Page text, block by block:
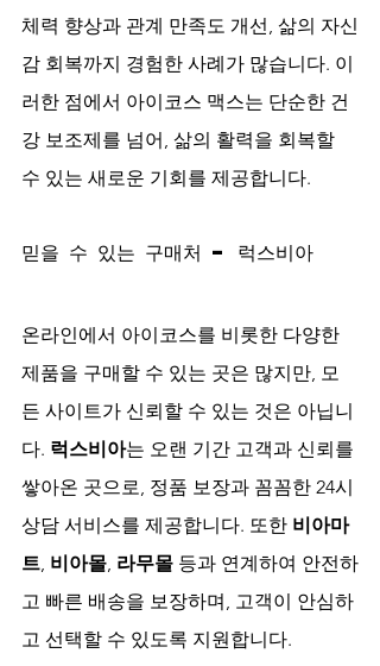
체력 향상과 관계 만족도 개선, 삶의 자신
감 회복까지 경험한 사례가 많습니다. 이
러한 점에서 아이코스 맥스는 단순한 건
강 보조제를 넘어, 삶의 활력을 회복할
수 있는 새로운 기회를 제공합니다.
믿을 수 있는 구매처 – 럭스비아
온라인에서 아이코스를 비롯한 다양한
제품을 구매할 수 있는 곳은 많지만, 모
든 사이트가 신뢰할 수 있는 것은 아닙니
다. 럭스비아는 오랜 기간 고객과 신뢰를
쌓아온 곳으로, 정품 보장과 꼼꼼한 24시
상담 서비스를 제공합니다. 또한 비아마
트, 비아몰, 라무몰 등과 연계하여 안전하
고 빠른 배송을 보장하며, 고객이 안심하
고 선택할 수 있도록 지원합니다.